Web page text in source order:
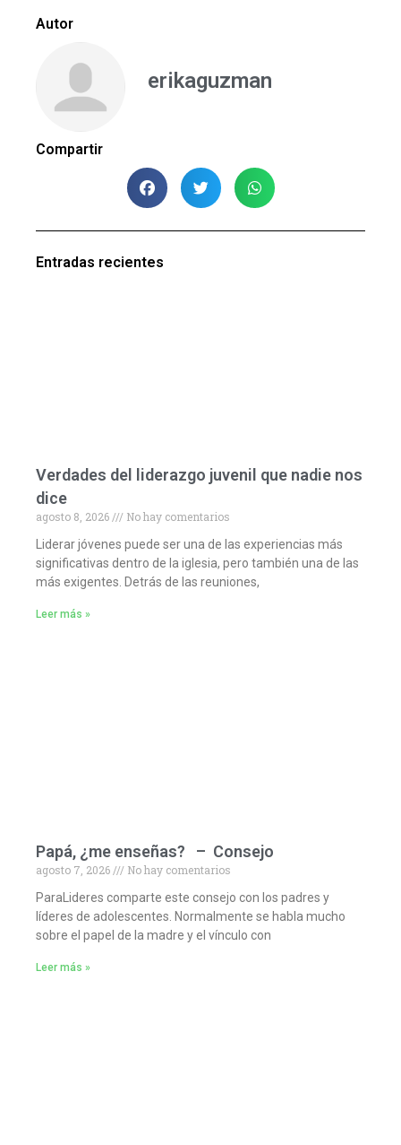
Autor
erikaguzman
Compartir
Entradas recientes
Verdades del liderazgo juvenil que nadie nos
dice
agosto 8, 2026
No hay comentarios
Liderar jóvenes puede ser una de las experiencias más
significativas dentro de la iglesia, pero también una de las
más exigentes. Detrás de las reuniones,
Leer más »
Papá, ¿me enseñas? – Consejo
agosto 7, 2026
No hay comentarios
ParaLideres comparte este consejo con los padres y
líderes de adolescentes. Normalmente se habla mucho
sobre el papel de la madre y el vínculo con
Leer más »